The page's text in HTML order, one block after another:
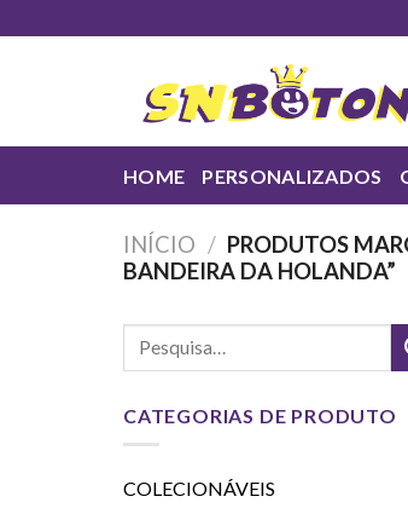
to
HOME PERSONALIZADOS
INÍCIO / PRODUTOS
BANDEIRA DA HOLANDA”
CATEGORIAS DE PRODUTO
COLECIONÁVEIS